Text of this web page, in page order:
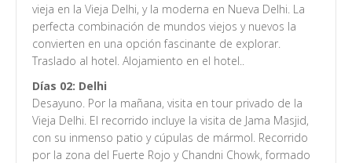
vieja en la Vieja Delhi, y la moderna en Nueva Delhi. La
perfecta combinación de mundos viejos y nuevos la
convierten en una opción fascinante de explorar.
Traslado al hotel. Alojamiento en el hotel.
Días 02: Delhi
Desayuno. Por la mañana, visita en tour privado de la
Vieja Delhi. El recorrido incluye la visita de Jama Masjid,
con su inmenso patio y cúpulas de mármol. Recorrido
por la zona del Fuerte Rojo y Chandni Chowk, formado